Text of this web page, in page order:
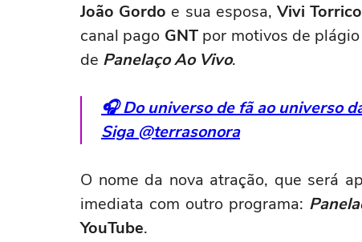
João Gordo e sua esposa,Vivi Torrico
canal pago GNTpor motivos de
de Panelaço Ao Vivo.
🎧 Do universo de fã ao universo
Siga @terrasonora
O nome da nova atração, que será
imediata com outro programa:
YouTube.